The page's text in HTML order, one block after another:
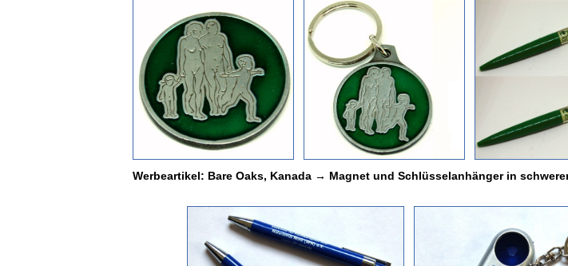
Werbeartikel: Bare Oaks, Kanada → Magnet und Schlüsselanhänger in